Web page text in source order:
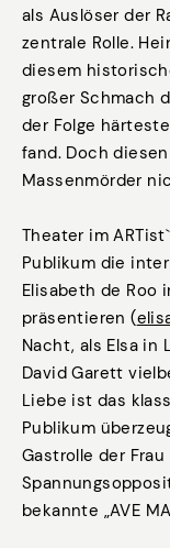
als Auslöser der
zentrale Rolle.
diesem
großer Schmach
der Folge
fand. Doch
Massenmörder
Theater im
Publikum die
Elisabeth de Roo
präsentieren (
Nacht, als Elsa in
David Garett
Liebe ist das
Publikum
Gastrolle der
bekannte „AVE